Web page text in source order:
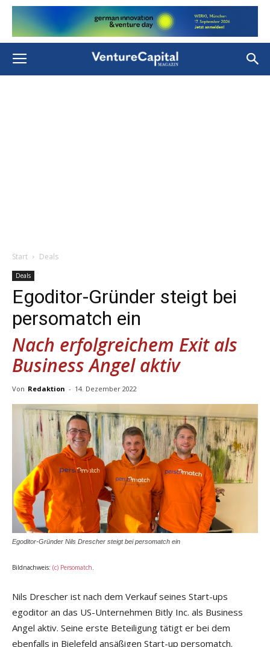
Start Deals
Deals
Egoditor-Gründer steigt bei
persomatch ein
Nach erfolgreichem Exit als
Business Angel aktiv
Von Redaktion - 14. Dezember 2022
Egoditor-Gründer Nils Drescher steigt bei persomatch ein
Bildnachweis: (c) Persomatch.
Nils Drescher ist nach dem Verkauf seines Start-ups
egoditor an das US-Unternehmen Bitly Inc. als Business
Angel aktiv. Seine erste Beteiligung tätigt er bei dem
ebenfalls in Bielefeld ansäßigen Start-up persomatch.